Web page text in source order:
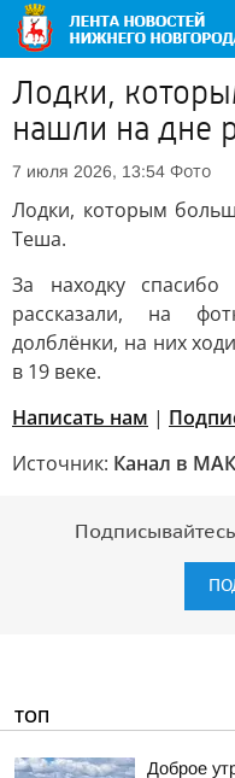
Лодки,
нашли на дне
7 июля 2026, 13:54 Фото
Лодки, которым
Теша.
За находку
рассказали, на
долблёнки, на них
в 19 веке.
Написать нам |
Источник: Канал в
ТОП
Доброе